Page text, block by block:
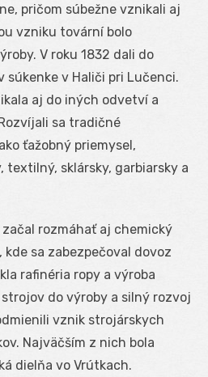
pričom súbežne vznikali aj
vzniku tovární bolo
V roku 1832 dali do
súkenke v Haliči pri Lučenci.
aj do iných odvetví a
sa tradičné
ťažobný priemysel,
textilný, sklársky, garbiarsky a
začal rozmáhať aj chemický
kde sa zabezpečoval dovoz
rafinéria ropy a výroba
do výroby a silný rozvoj
vznik strojárskych
Najväčším z nich bola
dielňa vo Vrútkach.